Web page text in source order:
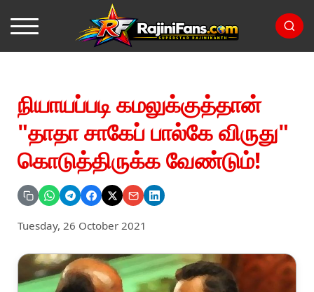
நியாயப்படி கமலுக்குத்தான்
"தாதா சாகேப் பால்கே விருது"
கொடுத்திருக்க வேண்டும்!
Tuesday, 26 October 2021